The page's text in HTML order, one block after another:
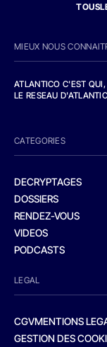
MIEUX NOUS
ATLANTICO C'EST
LE RESEAU
CATEGORIES
DECRYPTAGES
DOSSIERS
RENDEZ-VOUS
VIDEOS
PODCASTS
LEGAL
CGVMENTIONS
GESTION DES